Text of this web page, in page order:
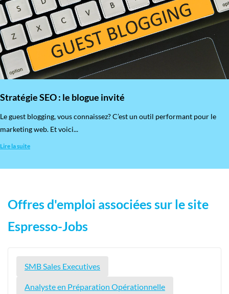
Stratégie SEO : le blogue invité
​Le guest blogging, vous connaissez? C’est un outil performant pour le
marketing web. Et voici...
Lire la suite
Offres d'emploi associées sur le site
Espresso-Jobs
SMB Sales Executives
Analyste en Préparation Opérationnelle